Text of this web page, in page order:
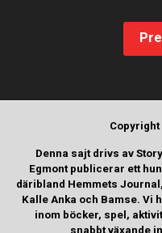
Denna sajt drivs av
Egmont publicerar ett
däribland Hemmets
Kalle Anka och Bamse. Vi
inom böcker, spel,
snabbt växande